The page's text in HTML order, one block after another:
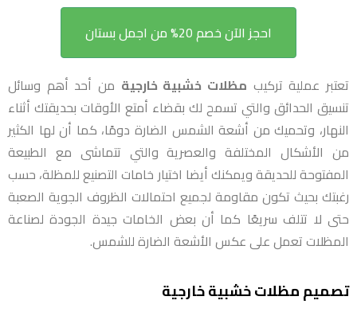
احجز الآن خصم 20% من اجمل بستان
تعتبر عملية تركيب مظلات خشبية خارجية من أحد أهم وسائل
تنسيق الحدائق والتي تسمح لك بقضاء أمتع الأوقات بحديقتك أثناء
النهار، وتحميك من أشعة الشمس الضارة دومًا، كما أن لها الكثير
من الأشكال المختلفة والعصرية والتي تتماشى مع الطبيعة
المفتوحة للحديقة ويمكنك أيضا اختيار خامات التصنيع للمظلة، حسب
رغبتك بحيث تكون مقاومة لجميع احتمالات الظروف الجوية الصعبة
حتى لا تتلف سريعًا كما أن بعض الخامات جيدة الجودة لصناعة
المظلات تعمل على عكس الأشعة الضارة للشمس.
تصميم مظلات خشبية خارجية